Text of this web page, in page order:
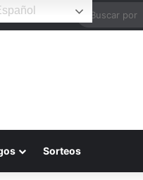
Sorteos